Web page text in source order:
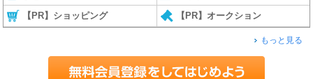
【PR】ショッピング 【PR】オークション
もっと見る